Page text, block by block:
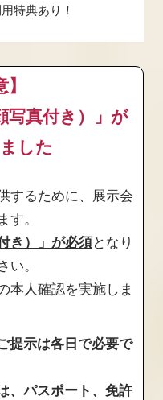
特典あり！
写真付き）」が
した
するために、展示会
。
き）」が必須となり
。
本人確認を実施しま
提示は各日で必要で
、パスポート、免許